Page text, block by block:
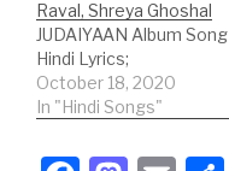
Raval, Shreya Ghoshal
JUDAIYAAN Album Song
Hindi Lyrics;
October 18, 2020
In "Hindi Songs"